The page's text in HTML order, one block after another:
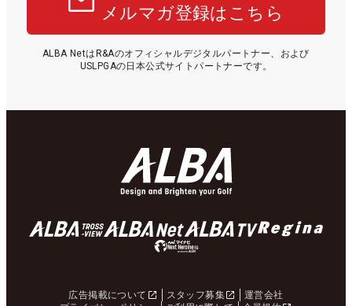
メルマガ登録はこちら
ALBA NetはR&Aのオフィシャルデジタルパートナー、および
USLPGAの日本公式サイトパートナーです。
広告掲載について スタッフ募集
運営会社